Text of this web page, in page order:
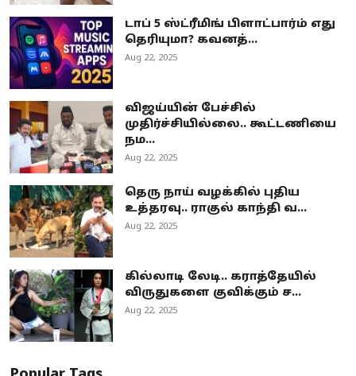
டாப் 5 ஸ்ட்ரீமிங் பிளாட்பார்ம் எது
தெரியுமா? கவனத்...
Aug 22, 2025
விஜய்யின் பேச்சில்
முதிர்ச்சியில்லை.. கூட்டணியை
நம...
Aug 22, 2025
தெரு நாய் வழக்கில் புதிய
உத்தரவு.. ராகுல் காந்தி வ...
Aug 22, 2025
கில்லாடி லேடி.. கராத்தேயில்
விருதுகளை குவிக்கும் ச...
Aug 22, 2025